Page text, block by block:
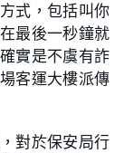
式，包括叫你
最後一秒鐘就
實是不虞有詐
客運大樓派傳
對於保安局行